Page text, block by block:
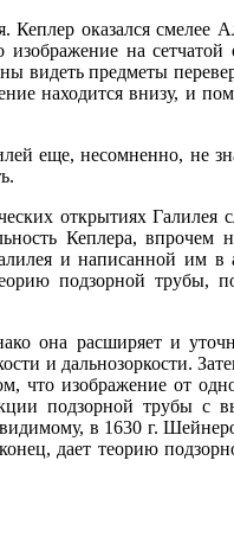
Кеплер оказался смелее
на сетчатой
видеть предметы
находится внизу, и
еще, несомненно, не
открытиях Галилея
Кеплера, впрочем
и написанной им в
подзорной трубы,
она расширяет и
и дальнозоркости.
что изображение от
подзорной трубы с
в 1630 г.
дает теорию